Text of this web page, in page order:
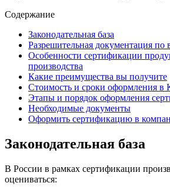
Содержание
Законодательная база
Разрешительная документация по
Особенности сертификации
производства
Какие преимущества вы получите
Стоимость и сроки оформления в
Этапы и порядок оформления
Необходимые документы
Оформить сертификацию в
Законодательная база
В России в рамках сертификации
оцениваться: